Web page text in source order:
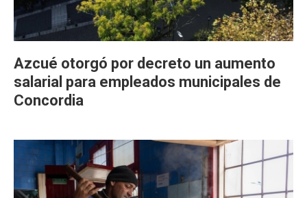
Azcué otorgó por decreto un aumento
salarial para empleados municipales de
Concordia